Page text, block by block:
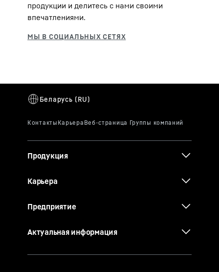
продукции и делитесь с нами своими
впечатлениями.
Продукция
Карьера
Предприятие
Актуальная информация